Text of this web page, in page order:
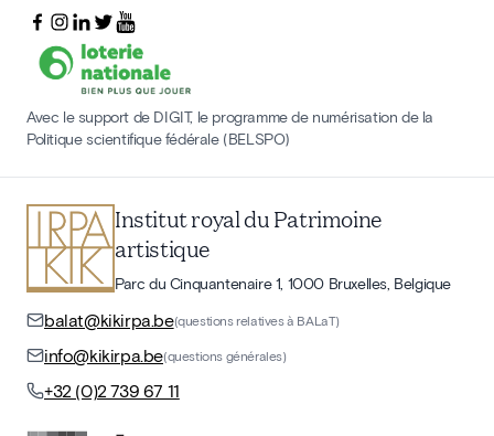
Avec le support de DIGIT, le programme de numérisation de la
Politique scientifique fédérale (BELSPO)
Institut royal du Patrimoine
artistique
Parc du Cinquantenaire 1, 1000 Bruxelles, Belgique
balat@kikirpa.be(questions relatives à BALaT)
info@kikirpa.be(questions générales)
+32 (0)2 739 67 11